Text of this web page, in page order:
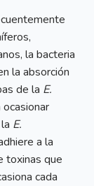
la bacteria
la absorción
de la E.
E.
a la
toxinas que
cada